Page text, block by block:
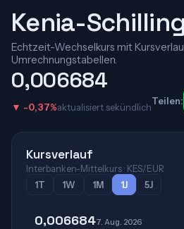
Kenia-
Echtzeit-Wechselkurs mit
Umrechnungstabellen.
0,006684
▼ -0,37%aktualisiert sekündlich
Teilen:
Kursverlauf
Interbanken-Mittelkurs · KES/EUR
1T
1W 1M 1J 5J
0,0066847. Aug. 2026